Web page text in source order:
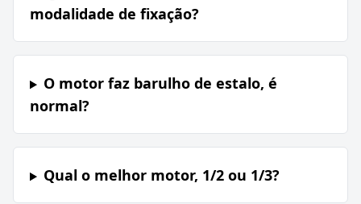
modalidade de fixação?
O motor faz barulho de estalo, é
normal?
Qual o melhor motor, 1/2 ou 1/3?